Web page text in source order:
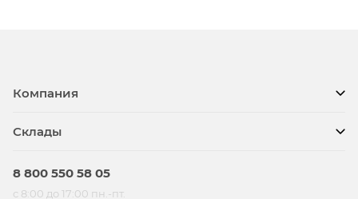
Компания
Склады
8 800 550 58 05
с 8:00 до 17:00 пн.-пт.